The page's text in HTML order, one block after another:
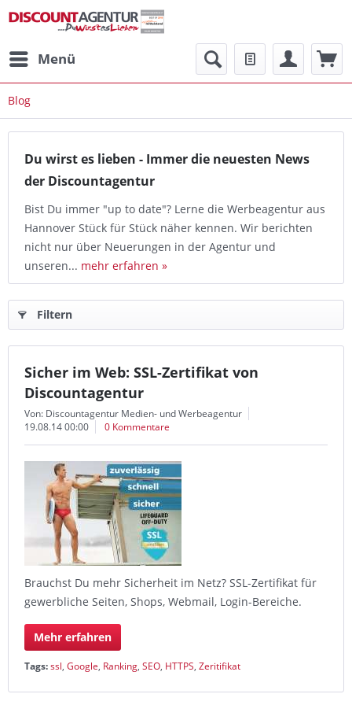
Menü
Blog
Du wirst es lieben - Immer die neuesten News
der Discountagentur
Bist Du immer "up to date"? Lerne die Werbeagentur aus
Hannover Stück für Stück näher kennen. Wir berichten
nicht nur über Neuerungen in der Agentur und
unseren... mehr erfahren »
Filtern
Sicher im Web: SSL-Zertifikat von
Discountagentur
Von: Discountagentur Medien- und Werbeagentur
19.08.14 00:00
0 Kommentare
Brauchst Du mehr Sicherheit im Netz? SSL-Zertifikat für
gewerbliche Seiten, Shops, Webmail, Login-Bereiche.
Mehr erfahren
Tags:ssl, Google, Ranking, SEO, HTTPS, Zeritifikat